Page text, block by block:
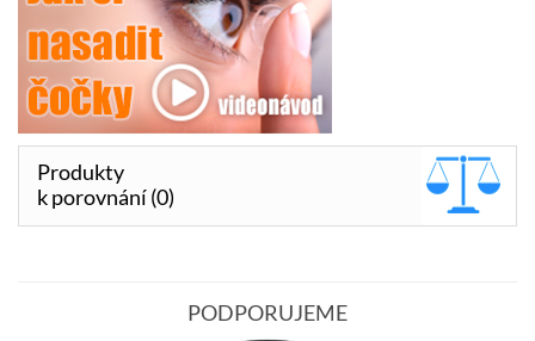
Produkty
k porovnání (0)
PODPORUJEME